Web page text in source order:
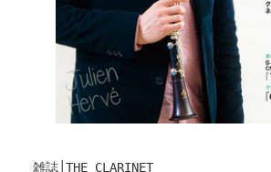
雑誌│THE CLARINET